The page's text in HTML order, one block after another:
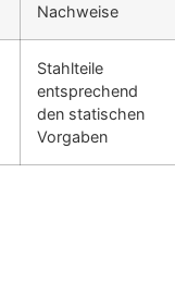
Nachweise
Stahlteile
entsprechend
den statischen
Vorgaben